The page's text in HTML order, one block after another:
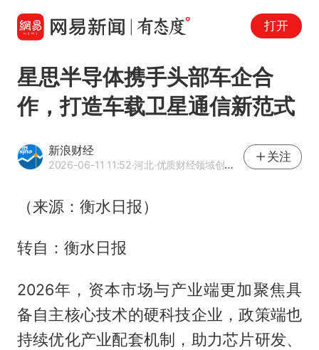
打开
星思半导体携手头部车企合
作，打造车载卫星通信新范式
新浪财经
2026-06-11 11:52·河北·优质财经领域创作者
关注
（来源：衡水日报）
转自：衡水日报
2026年，资本市场与产业端更加聚焦具
备自主核心技术的硬科技企业，政策端也
持续优化产业配套机制，助力芯片研发、